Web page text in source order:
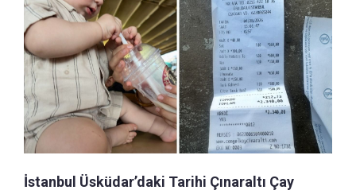
İstanbul Üsküdar’daki Tarihi Çınaraltı Çay